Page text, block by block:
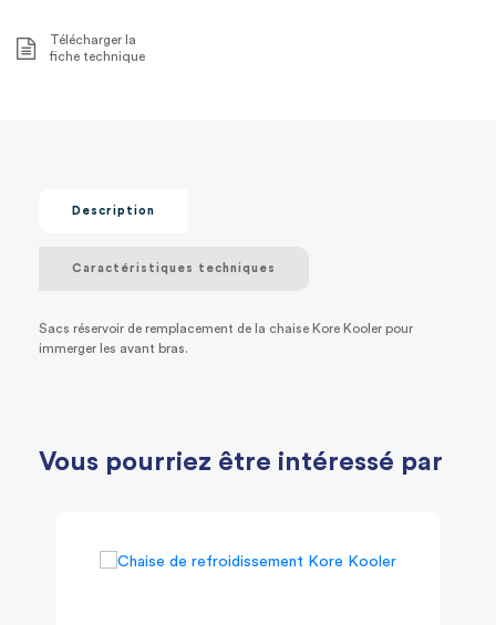
Télécharger la
fiche technique
Description
Caractéristiques techniques
Sacs réservoir de remplacement de la chaise Kore Kooler pour
immerger les avant bras.
Vous pourriez être intéressé par